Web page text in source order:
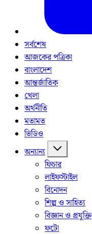
সর্বশেষ
আজকের পত্রিকা
বাংলাদেশ
আন্তর্জাতিক
খেলা
অর্থনীতি
মতামত
ভিডিও
অন্যান্য
ফিচার
লাইফস্টাইল
বিনোদন
শিল্প ও সাহিত্য
বিজ্ঞান ও প্রযুক্তি
ফটো